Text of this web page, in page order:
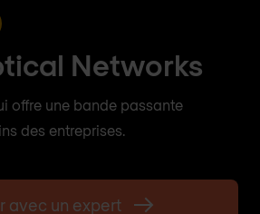
Networks
offre une bande passante
des entreprises.
avec un expert